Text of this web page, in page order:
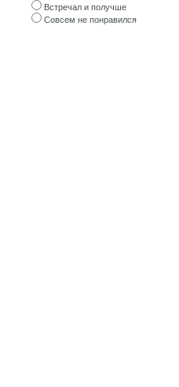
Встречал и получше
Совсем не понравился